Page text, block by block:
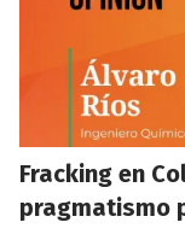
Fracking en
pragmatismo